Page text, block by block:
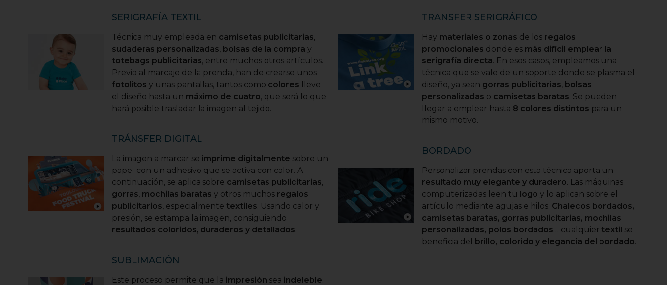
SERIGRAFÍA TEXTIL
Técnica muy empleada en camisetas publicitarias,
sudaderas personalizadas, bolsas de la compra y
totebags publicitarias, entre muchos otros artículos.
Previo al marcaje de la prenda, han de crearse unos
fotolitos y unas pantallas, tantos como colores lleve
el diseño hasta un máximo de cuatro, que será lo que
hará posible trasladar la imagen al tejido.
TRÁNSFER DIGITAL
La imagen a marcar se imprime digitalmente sobre un
papel con un adhesivo que se activa con calor. A
continuación, se aplica sobre camisetas publicitarias,
gorras, mochilas baratas y otros muchos regalos
publicitarios, especialmente textiles. Usando calor y
presión, se estampa la imagen, consiguiendo
resultados coloridos, duraderos y detallados.
SUBLIMACIÓN
Este proceso permite que la impresión sea indeleble.
TRANSFER SERIGRÁFICO
Hay materiales o zonas de los regalos
promocionales donde es más difícil emplear la
serigrafía directa. En esos casos, empleamos una
técnica que se vale de un soporte donde se plasma el
diseño, ya sean gorras publicitarias, bolsas
personalizadas o camisetas baratas. Se pueden
llegar a emplear hasta 8 colores distintos para un
mismo motivo.
BORDADO
Personalizar prendas con esta técnica aporta un
resultado muy elegante y duradero. Las máquinas
computerizadas leen tu logo y lo aplican sobre el
artículo mediante agujas e hilos. Chalecos bordados,
camisetas baratas, gorras publicitarias, mochilas
personalizadas, polos bordados… cualquier textil se
beneficia del brillo, colorido y elegancia del bordado.